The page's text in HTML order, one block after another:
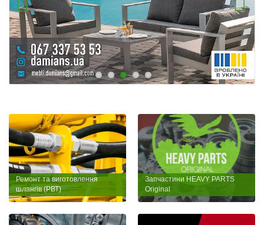
Ремонт та виготовлення
шлангів (РВТ)
Запчастини HEAVY PARTS
Original